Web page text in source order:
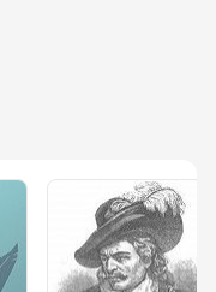
расставаться